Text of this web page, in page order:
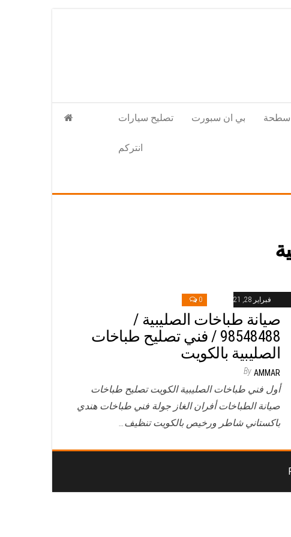
تصليح سيارات بي ان سبورت سطحة
انتركم
فبراير 28, 2021 0
صيانة طباخات الصليبية /
98548488 / فني تصليح طباخات
الصليبية بالكويت
By AMMAR
أول فني طباخات الصليبية الكويت تصليح طباخات
صيانة الطباخات أفران الغاز جولة فني طباخات هندي
باكستاني شاطر ورخيص بالكويت تنظيف…